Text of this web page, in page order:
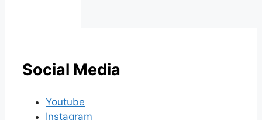
Social Media
Youtube
Instagram